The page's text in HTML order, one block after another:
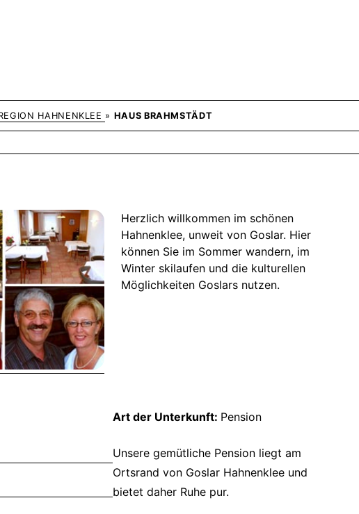
HAHNENKLEE » HAUS BRAHMSTÄDT
Herzlich willkommen im schönen
Hahnenklee, unweit von Goslar. Hier
können Sie im Sommer wandern, im
Winter skilaufen und die kulturellen
Möglichkeiten Goslars nutzen.
Art der Unterkunft: Pension
Unsere gemütliche Pension liegt am
Ortsrand von Goslar Hahnenklee und
bietet daher Ruhe pur.